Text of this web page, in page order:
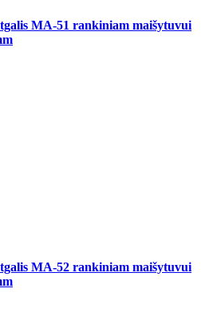
MA-51 rankiniam maišytuvui
MA-52 rankiniam maišytuvui